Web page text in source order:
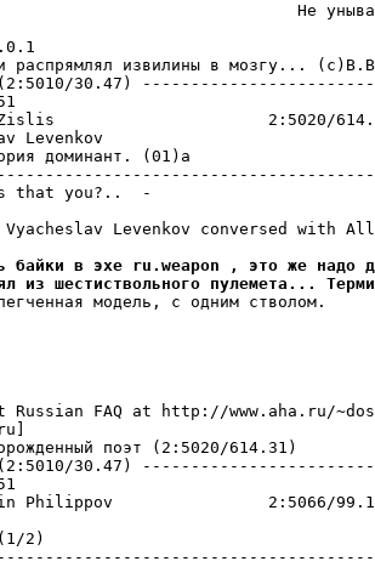
Не
извилины в мозгу...
30.47)
: 449
Zislis                      2:5020/
Levenkov
теория
that you?..  -
Levenkov conversed with
байки в эхе ru.weapon , это же надо
из шестиствольного пулемета...
модель, с одним стволом.
FAQ at http://www.aha.ru/
поэт (2:5020/614.31)
30.47)
: 450
Philippov                2:5066/
: